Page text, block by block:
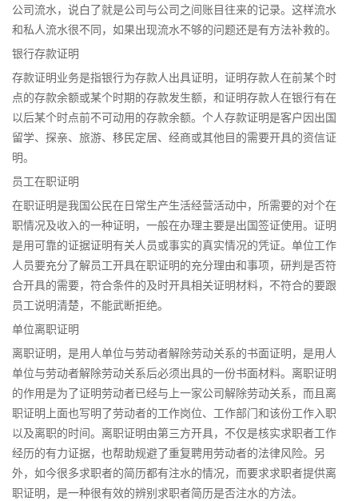
公司流水，说白了就是公司与公司之间账目往来的记录。这样流水
和私人流水很不同，如果出现流水不够的问题还是有方法补救的。
银行存款证明
存款证明业务是指银行为存款人出具证明，证明存款人在前某个时
点的存款余额或某个时期的存款发生额，和证明存款人在银行有在
以后某个时点前不可动用的存款余额。个人存款证明是客户因出国
留学、探亲、旅游、移民定居、经商或其他目的需要开具的资信证
明。
员工在职证明
在职证明是我国公民在日常生产生活经营活动中，所需要的对个在
职情况及收入的一种证明，一般在办理主要是出国签证使用。证明
是用可靠的证据证明有关人员或事实的真实情况的凭证。单位工作
人员要充分了解员工开具在职证明的充分理由和事项，研判是否符
合开具的需要，符合条件的及时开具相关证明材料，不符合的要跟
员工说明清楚，不能武断拒绝。
单位离职证明
离职证明，是用人单位与劳动者解除劳动关系的书面证明，是用人
单位与劳动者解除劳动关系后必须出具的一份书面材料。离职证明
的作用是为了证明劳动者已经与上一家公司解除劳动关系，而且离
职证明上面也写明了劳动者的工作岗位、工作部门和该份工作入职
以及离职的时间。离职证明由第三方开具，不仅是核实求职者工作
经历的有力证据，也帮助规避了重复聘用劳动者的法律风险。另
外，如今很多求职者的简历都有注水的情况，而要求求职者提供离
职证明，是一种很有效的辨别求职者简历是否注水的方法。